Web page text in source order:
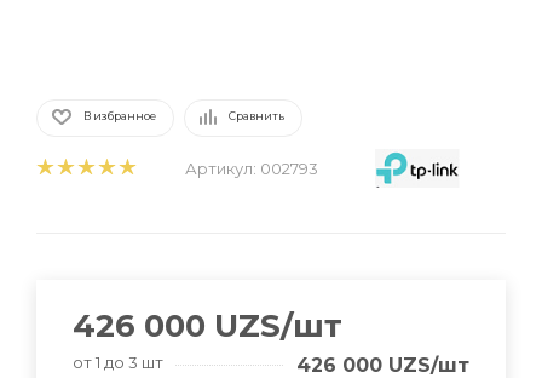
В избранное Сравнить
Артикул: 002793
426 000 UZS/шт
от 1 до 3 шт 426 000 UZS/шт